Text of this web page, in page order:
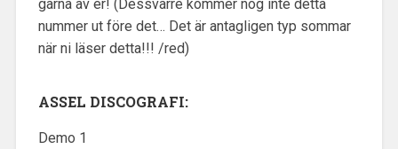
gärna av er! (Dessvärre kommer nog inte detta
nummer ut före det… Det är antagligen typ sommar
när ni läser detta!!! /red)
ASSEL DISCOGRAFI:
Demo 1